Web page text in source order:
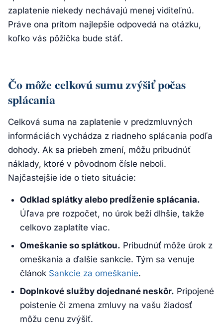
zaplatenie niekedy nechávajú menej viditeľnú.
Práve ona pritom najlepšie odpovedá na otázku,
koľko vás pôžička bude stáť.
Čo môže celkovú sumu zvýšiť počas
splácania
Celková suma na zaplatenie v predzmluvných
informáciách vychádza z riadneho splácania podľa
dohody. Ak sa priebeh zmení, môžu pribudnúť
náklady, ktoré v pôvodnom čísle neboli.
Najčastejšie ide o tieto situácie:
Odklad splátky alebo predĺženie splácania.
Úľava pre rozpočet, no úrok beží dlhšie, takže
celkovo zaplatíte viac.
Omeškanie so splátkou. Pribudnúť môže úrok z
omeškania a ďalšie sankcie. Tým sa venuje
článok Sankcie za omeškanie.
Doplnkové služby dojednané neskôr. Pripojené
poistenie či zmena zmluvy na vašu žiadosť
môžu cenu zvýšiť.